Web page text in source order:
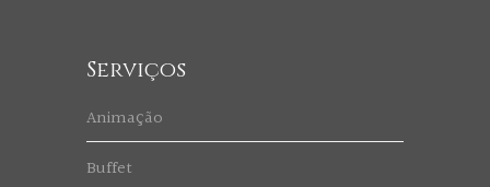
Serviços
Animação
Buffet